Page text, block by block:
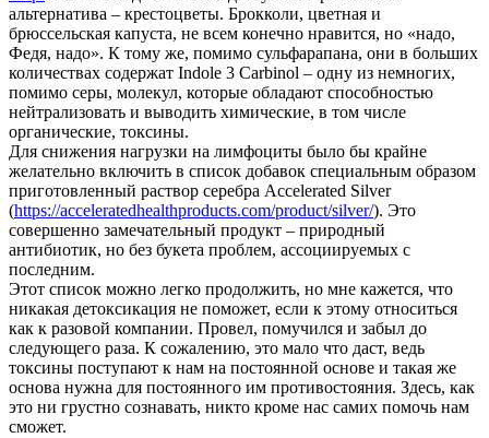
альтернатива – крестоцветы. Брокколи, цветная и
брюссельская капуста, не всем конечно нравится, но «надо,
Федя, надо». К тому же, помимо сульфарапана, они в больших
количествах содержат Indole 3 Carbinol – одну из немногих,
помимо серы, молекул, которые обладают способностью
нейтрализовать и выводить химические, в том числе
органические, токсины.
Для снижения нагрузки на лимфоциты было бы крайне
желательно включить в список добавок специальным образом
приготовленный раствор серебра Accelerated Silver
(https://acceleratedhealthproducts.com/product/silver/). Это
совершенно замечательный продукт – природный
антибиотик, но без букета проблем, ассоциируемых с
последним.
Этот список можно легко продолжить, но мне кажется, что
никакая детоксикация не поможет, если к этому относиться
как к разовой компании. Провел, помучился и забыл до
следующего раза. К сожалению, это мало что даст, ведь
токсины поступают к нам на постоянной основе и такая же
основа нужна для постоянного им противостояния. Здесь, как
это ни грустно сознавать, никто кроме нас самих помочь нам
сможет.